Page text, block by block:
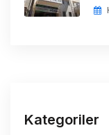
Kategoriler